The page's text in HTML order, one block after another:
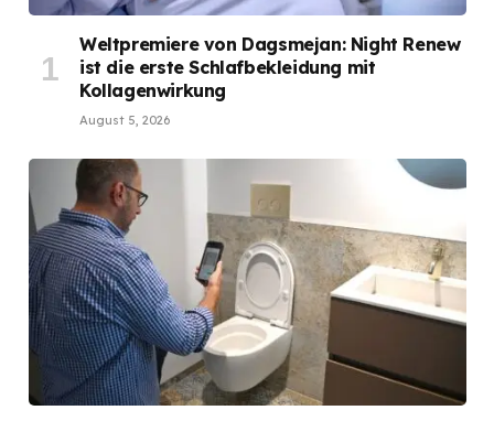
Weltpremiere von Dagsmejan: Night Renew
ist die erste Schlafbekleidung mit
Kollagenwirkung
August 5, 2026